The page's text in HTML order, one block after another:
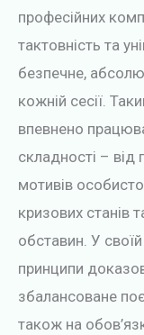
професійних
тактовність та
безпечне,
кожній сесії.
впевнено
складності – від
мотивів
кризових станів
обставин. У
принципи
збалансоване
також на